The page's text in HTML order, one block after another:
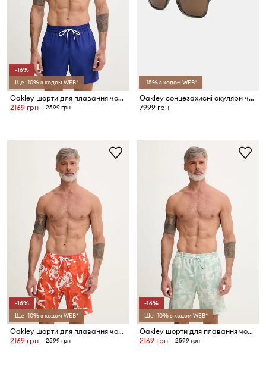
-16%
Ще -10% з кодом WEB*
Oakley шорти для плавання чоловічі ROBINSON
2169 грн
2599 грн
-15% з кодом WEB*
Oakley сонцезахисні окуляри чоловічі
7999 грн
-16%
Ще -10% з кодом WEB*
Oakley шорти для плавання чоловічі CANARY PALMS
2169 грн
2599 грн
-16%
Ще -10% з кодом WEB*
Oakley шорти для плавання чоловічі CANARY PALMS
2169 грн
2599 грн